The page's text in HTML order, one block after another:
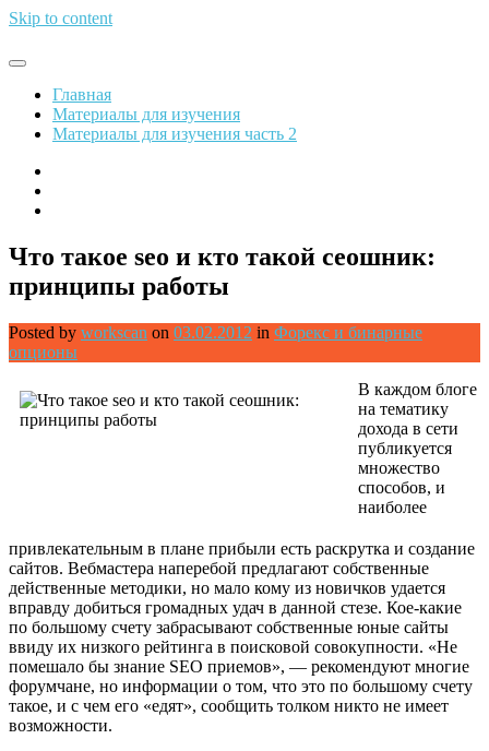
Skip to content
Обрети финансовую свободу
Главная
Материалы для изучения
Материалы для изучения часть 2
Что такое seo и кто такой сеошник:
принципы работы
Posted by workscan on 03.02.2012 in Форекс и бинарные
опционы
В каждом блоге
на тематику
дохода в сети
публикуется
множество
способов, и
наиболее
привлекательным в плане прибыли есть раскрутка и создание
сайтов. Вебмастера наперебой предлагают собственные
действенные методики, но мало кому из новичков удается
вправду добиться громадных удач в данной стезе. Кое-какие
по большому счету забрасывают собственные юные сайты
ввиду их низкого рейтинга в поисковой совокупности. «Не
помешало бы знание SЕО приемов», — рекомендуют многие
форумчане, но информации о том, что это по большому счету
такое, и с чем его «едят», сообщить толком никто не имеет
возможности.